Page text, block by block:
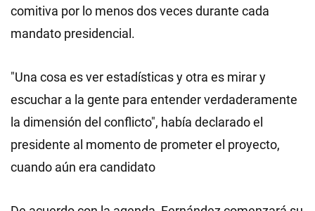
comitiva por lo menos dos veces durante cada
mandato presidencial.
"Una cosa es ver estadísticas y otra es mirar y
escuchar a la gente para entender verdaderamente
la dimensión del conflicto", había declarado el
presidente al momento de prometer el proyecto,
cuando aún era candidato